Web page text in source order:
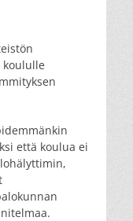
koululle
että koulua ei